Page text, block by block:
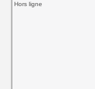
Hors ligne